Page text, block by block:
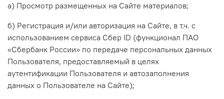
а) Просмотр размещенных на Сайте материалов;
б) Регистрация и/или авторизация на Сайте, в т.ч. с
использованием сервиса Сбер ID (функционал ПАО
«Сбербанк России» по передаче персональных данных
Пользователя, предоставляемый в целях
аутентификации Пользователя и автозаполнения
данных о Пользователе на Сайте);